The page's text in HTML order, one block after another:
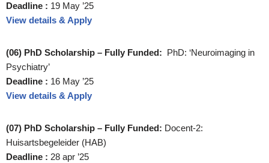
Deadline : 19 May ’25
View details & Apply
(06) PhD Scholarship – Fully Funded: PhD: ‘Neuroimaging in
Psychiatry’
Deadline : 16 May ’25
View details & Apply
(07) PhD Scholarship – Fully Funded: Docent-2:
Huisartsbegeleider (HAB)
Deadline : 28 apr ’25